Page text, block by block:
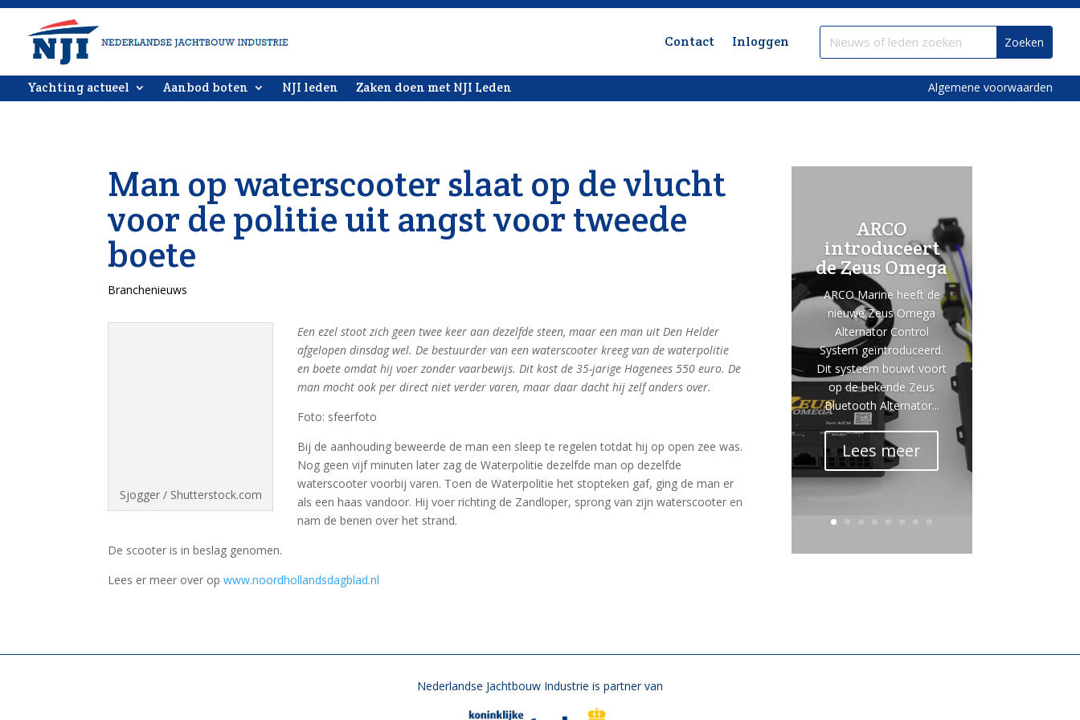
Contact Inloggen
Yachting actueel Aanbod boten NJI leden Zaken doen met NJI Leden Algemene voorwaarden
Man op waterscooter slaat op de vlucht
voor de politie uit angst voor tweede
boete
Branchenieuws
Sjogger / Shutterstock.com
Een ezel stoot zich geen twee keer aan dezelfde steen, maar een man uit Den Helder
afgelopen dinsdag wel. De bestuurder van een waterscooter kreeg van de waterpolitie
en boete omdat hij voer zonder vaarbewijs. Dit kost de 35-jarige Hagenees 550 euro. De
man mocht ook per direct niet verder varen, maar daar dacht hij zelf anders over.
Foto: sfeerfoto
Bij de aanhouding beweerde de man een sleep te regelen totdat hij op open zee was.
Nog geen vijf minuten later zag de Waterpolitie dezelfde man op dezelfde
waterscooter voorbij varen. Toen de Waterpolitie het stopteken gaf, ging de man er
als een haas vandoor. Hij voer richting de Zandloper, sprong van zijn waterscooter en
nam de benen over het strand.
De scooter is in beslag genomen.
Lees er meer over opwww.noordhollandsdagblad.nl
ARCO
introduceert
de Zeus Omega
ARCO Marine heeft de
nieuwe Zeus Omega
Alternator Control
System geïntroduceerd.
Dit systeem bouwt voort
op de bekende Zeus
Bluetooth Alternator...
Lees meer
Nederlandse Jachtbouw Industrie is partner van